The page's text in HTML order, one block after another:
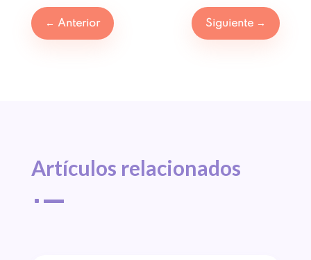
← Anterior Siguiente →
Artículos relacionados
^